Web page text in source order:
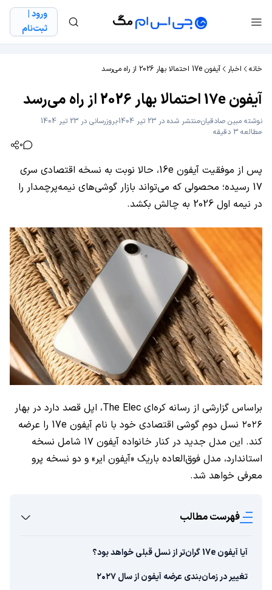
ورود |
ثبت‌نام
خانه اخبار آیفون 17e احتمالا بهار 2026 از راه می‌رسد
آیفون 17e احتمالا بهار 2026 از راه می‌رسد
نوشته مبین صادقیانمنتشر شده در 23 تیر 1404
بروزرسانی در 23 تیر 1404
مطالعه 3 دقیقه
0
پس از موفقیت آیفون 16e، حالا نوبت به نسخه اقتصادی سری
17 رسیده؛ محصولی که می‌تواند بازار گوشی‌های نیمه‌پرچمدار را
در نیمه اول 2026 به چالش بکشد.
براساس گزارشی از رسانه کره‌ای The Elec، اپل قصد دارد در بهار
۲۰۲۶ نسل دوم گوشی اقتصادی خود با نام آیفون 17e را عرضه
کند. این مدل جدید در کنار خانواده آیفون ۱۷ شامل نسخه
استاندارد، مدل فوق‌العاده باریک «آیفون ایر» و دو نسخه پرو
معرفی خواهد شد.
فهرست مطالب
آیا آیفون 17e گران‌تر از نسل قبلی خواهد بود؟
تغییر در زمان‌بندی عرضه آیفون از سال ۲۰۲۷